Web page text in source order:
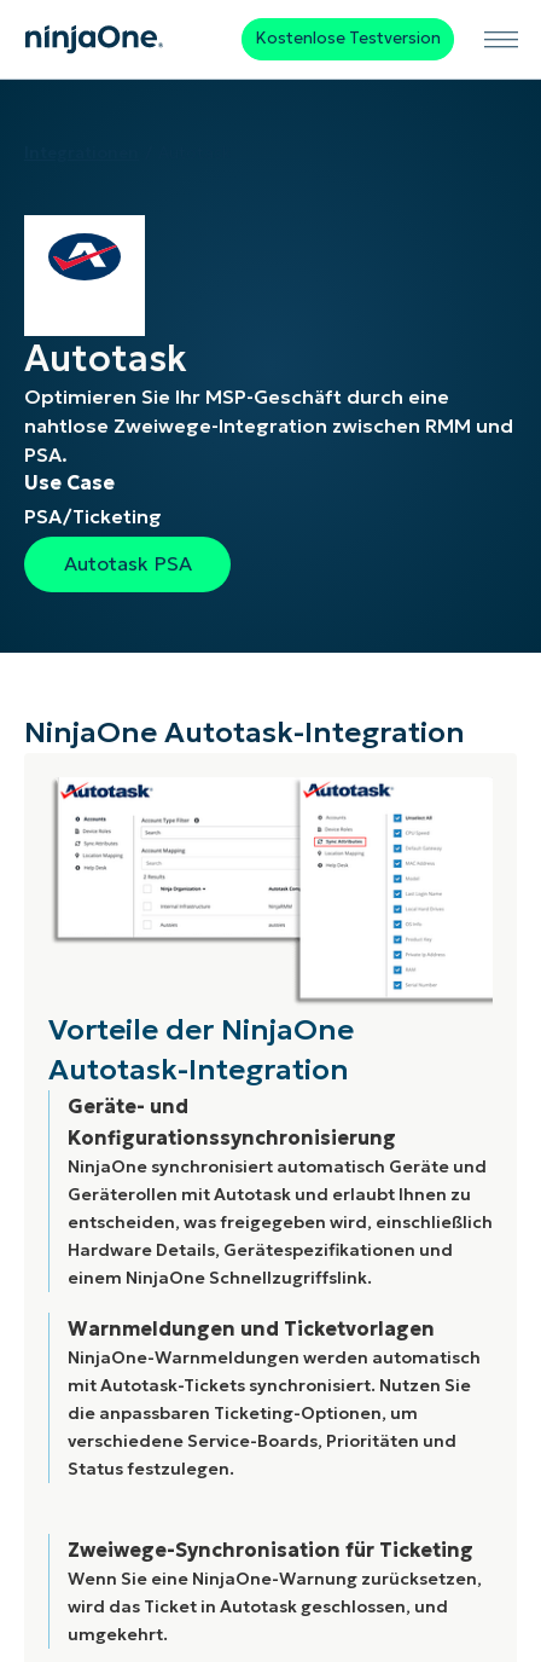
Kostenlose Testversion
Autotask
Optimieren Sie Ihr MSP-Geschäft durch eine
nahtlose Zweiwege-Integration zwischen RMM und
PSA.
Use Case
PSA/Ticketing
Autotask PSA
NinjaOne Autotask-Integration
Vorteile der NinjaOne
Autotask-Integration
Geräte- und
Konfigurationssynchronisierung
NinjaOne synchronisiert automatisch Geräte und
Geräterollen mit Autotask und erlaubt Ihnen zu
entscheiden, was freigegeben wird, einschließlich
Hardware Details, Gerätespezifikationen und
einem NinjaOne Schnellzugriffslink.
Warnmeldungen und Ticketvorlagen
NinjaOne-Warnmeldungen werden automatisch
mit Autotask-Tickets synchronisiert. Nutzen Sie
die anpassbaren Ticketing-Optionen, um
verschiedene Service-Boards, Prioritäten und
Status festzulegen.
Zweiwege-Synchronisation für Ticketing
Wenn Sie eine NinjaOne-Warnung zurücksetzen,
wird das Ticket in Autotask geschlossen, und
umgekehrt.